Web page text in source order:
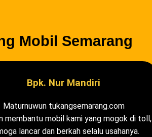
Mobil Semarang
Bpk. Nur Mandiri
Maturnuwun tukangsemarang.com
membantu mobil kami yang mogok di toll,
lancar dan berkah selalu usahanya.